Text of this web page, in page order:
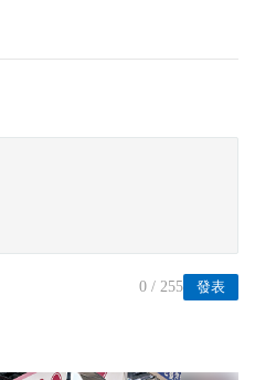
發表
0 / 255